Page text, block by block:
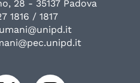
28 - 35137 Padova
1816 / 1817